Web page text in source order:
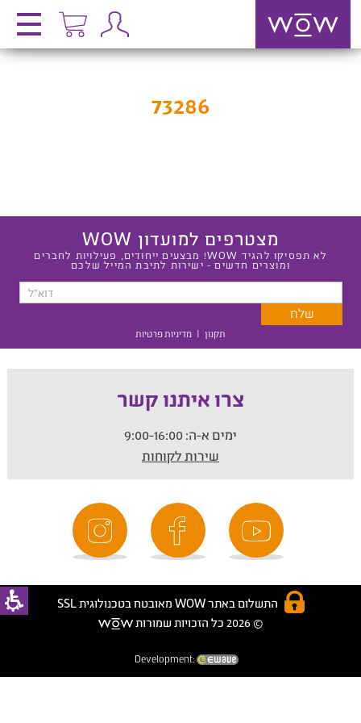
73286
מצטרפים למועדון WOW
לא תפסיקו להגיד WOW! מבצעים ייחודים, פעילויות לחברים
ומוצרים חדשים - ישירות לתיבת המייל שלכם
תקנון | מדיניות פרטיות
צרו איתנו קשר
ימים א-ה:
שירות לקוחות
התשלום באתר WOW מאובטח בטכנולוגית SSL
© 2026 כל הזכויות שמורות
Development: